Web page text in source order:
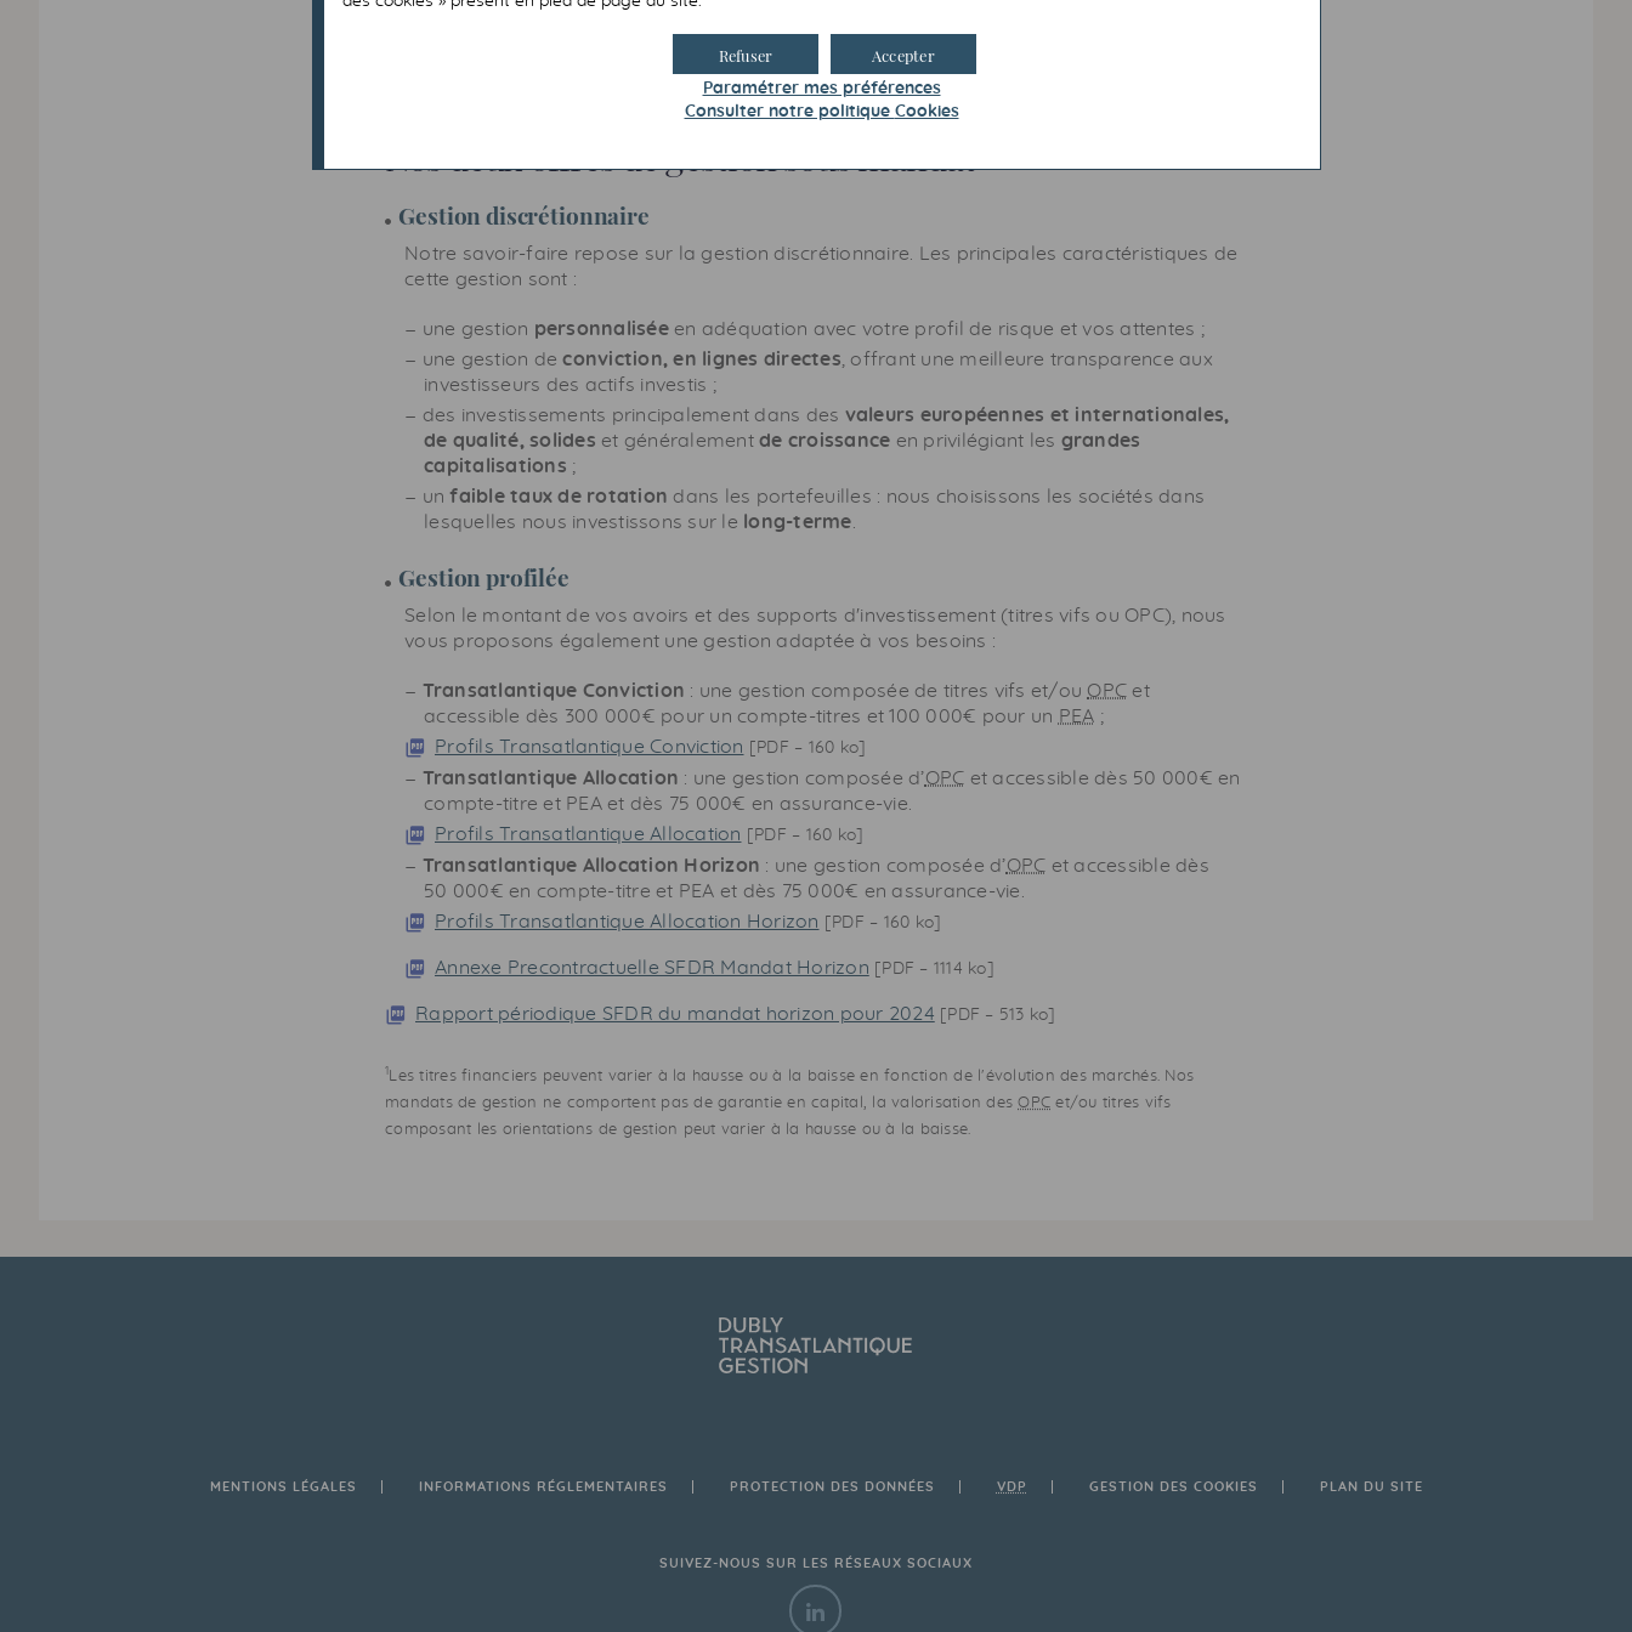
d'assurance vie, contrat de capitalisation ;
Consultation de votre portefeuille titres
via votre accès Internet sécurisé ou notre
Nos deux offres de gestion sous mandat
Gestion discrétionnaire
Notre savoir-faire repose sur la gestion discrétionnaire. Les principales caractéristiques de
cette gestion sont :
une gestion personnaliséeen adéquation avec votre profil de risque et vos attentes ;
une gestion deconviction, en lignes directes , offrant une meilleure transparence aux
investisseurs des actifs investis ;
des investissements principalement dans des valeurs européennes et internationales,
de qualité, solides et généralement de croissance en privilégiant les grandes
capitalisations ;
unfaible taux de rotation dans les portefeuilles : nous choisissons les sociétés dans
lesquelles nous investissons sur le long-terme
Gestion profilée
Selon le montant de vos avoirs et des supports d'investissement (titres vifs ou OPC), nous
vous proposons également une gestion adaptée à vos besoins :
Transatlantique Conviction : une gestion composée de titres vifs et/ou OPC et
accessible dès 300 000€ pour un compte-titres et 100 000€ pour un PEA ;
Profils Transatlantique Conviction
PDF – 160 ko]
Transatlantique Allocation : une gestion composée d’OPC et accessible dès 50 000€ en
compte-titre et PEA et dès 75 000€ en assurance-vie.
Profils Transatlantique Allocation
PDF – 160 ko]
Transatlantique Allocation Horizon : une gestion composée d’OPC et accessible dès
50 000€ en compte-titre et PEA et dès 75 000€ en assurance-vie.
Profils Transatlantique Allocation Horizon
PDF – 160 ko]
Annexe Precontractuelle SFDR Mandat Horizon PDF – 1114 ko]
Rapport périodique SFDR du mandat horizon pour 2024 PDF – 513 ko]
1 Les titres financiers peuvent varier à la hausse ou à la baisse en fonction de l'évolution des marchés. Nos
mandats de gestion ne comportent pas de garantie en capital, la valorisation desOPC et/ou titres vifs
composant les orientations de gestion peut varier à la hausse ou à la baisse.
MENTIONS LÉGALES INFORMATIONS RÉGLEMENTAIRES PROTECTION DES DONNÉES VDP GESTION DES COOKIES PLAN DU SITE
SUIVEZ-NOUS SUR LES RÉSEAUX SOCIAUX
Accepter
Refuser
Paramétrer mes préférences
Consulter notre politique Cookies